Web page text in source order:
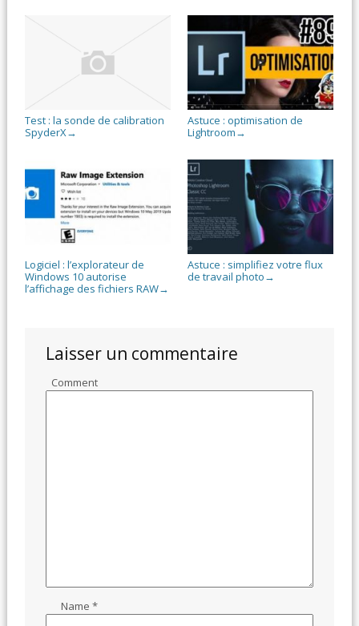
Test : la sonde de calibration
SpyderX→
Astuce : optimisation de
Lightroom →
Logiciel : l’explorateur de
Windows 10 autorise
l’affichage des fichiers RAW→
Astuce : simplifiez votre flux
de travail photo →
Laisser un commentaire
Comment
Name*